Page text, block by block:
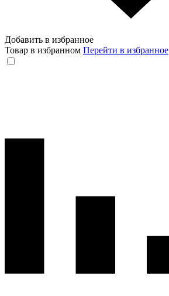
Добавить в избранное
Товар в избранном Перейти в избранное